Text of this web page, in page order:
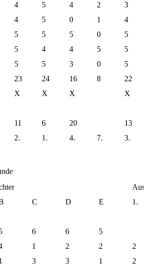
4 5 4 2
3
4 5 0 1
4
5 5 5 0
5
5 4 4 5
5
5 5 3 0
5
23 24 16 8
22
X X X
X
11 6 20
13
2. 1. 4. 7. 3.
C D E
1.
6 6
5
1 2 2
2
3 3 1
2